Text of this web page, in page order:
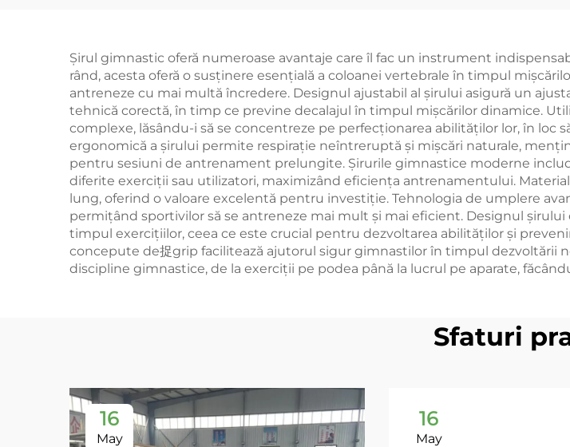
competiții
Șirul gimnastic oferă numeroase avantaje care îl fac un instrument
rând, acesta oferă o susținere esențială a coloanei vertebrale în timpul
antreneze cu mai multă încredere. Designul ajustabil al șirului asigură un
tehnică corectă, în timp ce previne decalajul în timpul mișcărilor dinamice.
complexe, lăsându-i să se concentreze pe perfecționarea abilităților lor, în loc
ergonomică a șirului permite respirație neîntreruptă și mișcări naturale,
pentru sesiuni de antrenament prelungite. Șirurile gimnastice moderne
diferite exerciții sau utilizatori, maximizând eficiența antrenamentului.
lung, oferind o valoare excelentă pentru investiție. Tehnologia de umplere
permițând sportivilor să se antreneze mai mult și mai eficient. Designul
timpul exercițiilor, ceea ce este crucial pentru dezvoltarea abilităților și
concepute de捉grip facilitează ajutorul sigur gimnastilor în timpul dezvoltării
discipline gimnastice, de la exerciții pe podea până la lucrul pe aparate,
Sfaturi
16
May
16
May